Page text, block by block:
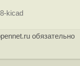
kicad
обязательно